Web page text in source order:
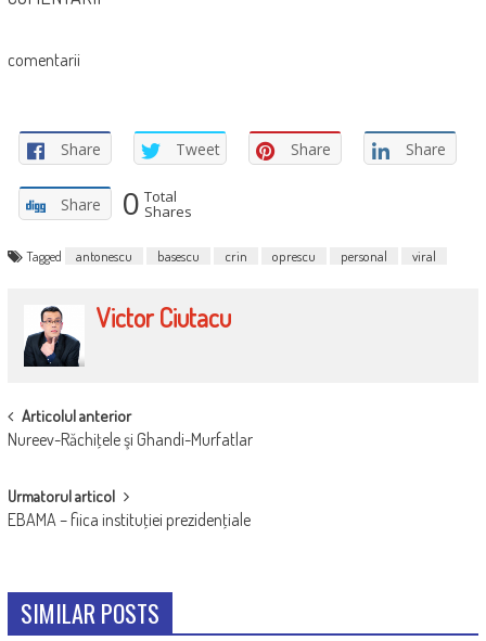
comentarii
Share Tweet Share Share
Share 0 Total
Shares
Tagged antonescu basescu crin oprescu personal viral
Victor Ciutacu
POST
NAVIGATION
Articolul anterior
Nureev-Răchiţele şi Ghandi-Murfatlar
Urmatorul articol
EBAMA – fiica instituţiei prezidenţiale
SIMILAR POSTS